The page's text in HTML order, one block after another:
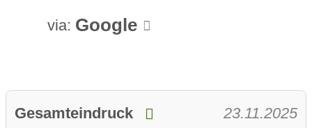
via: Google
Gesamteindruck 23.11.2025